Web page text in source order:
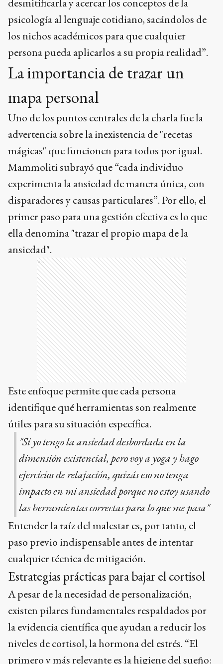
psicología al lenguaje cotidiano, sacándolos de
los nichos académicos para que cualquier
persona pueda aplicarlos a su propia realidad”.
La importancia de trazar un
mapa personal
Uno de los puntos centrales de la charla fue la
advertencia sobre la inexistencia de "recetas
mágicas" que funcionen para todos por igual.
Mammoliti subrayó que “cada individuo
experimenta la ansiedad de manera única, con
disparadores y causas particulares”. Por ello, el
primer paso para una gestión efectiva es lo que
ella denomina "trazar el propio mapa de la
ansiedad".
Ads
Este enfoque permite que cada persona
identifique qué herramientas son realmente
útiles para su situación específica.
"Si yo tengo la ansiedad desbordada en la
dimensión existencial, pero voy a yoga y hago
ejercicios de relajación, quizás eso no tenga
impacto en mi ansiedad porque no estoy usando
las herramientas correctas para lo que me pasa"
Entender la raíz del malestar es, por tanto, el
paso previo indispensable antes de intentar
cualquier técnica de mitigación.
Estrategias prácticas para bajar el cortisol
A pesar de la necesidad de personalización,
existen pilares fundamentales respaldados por
la evidencia científica que ayudan a reducir los
niveles de cortisol, la hormona del estrés. “El
primero y más relevante es la higiene del sueño: